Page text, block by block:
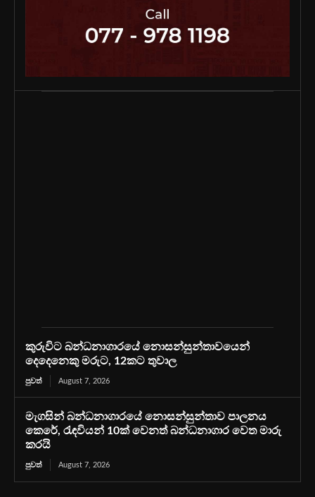
කුරුවිට බන්ධනාගාරයේ නොසන්සුන්තාවයෙන්
දෙදෙනෙකු මරුට, 12කට තුවාල
පුවත් August 7, 2026
මැගසින් බන්ධනාගාරයේ නොසන්සුන්තාව පාලනය
කෙරේ, රැඳවියන් 10ක් වෙනත් බන්ධනාගාර වෙත මාරු
කරයි
පුවත් August 7, 2026